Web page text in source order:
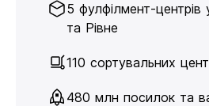
5 фулфілмент-центрів
та Рівне
110 сортувальних
480 млн посилок та